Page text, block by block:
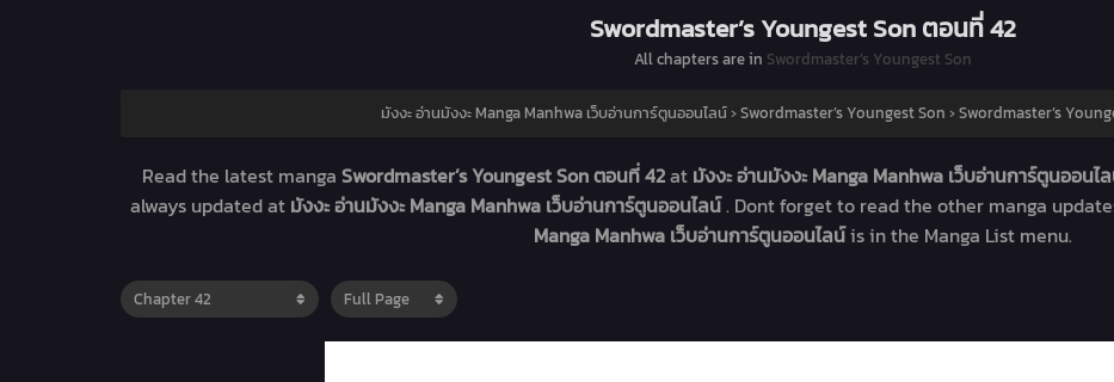
Swordmaster’s Youngest Son ตอนที่ 42
All chapters are in Swordmaster’s Youngest Son
มังงะ อ่านมังงะ Manga Manhwa เว็บอ่านการ์ตูนออนไลน์›Swordmaster’s Youngest Son ›Swordmaster’s
Read the latest manga Swordmaster’s Youngest Son ตอนที่ 42at มังงะ อ่านมังงะ Manga Manhwa เว็บอ่านการ์ตูนออนไ
always updated at มังงะ อ่านมังงะ Manga Manhwa เว็บอ่านการ์ตูนออนไลน์. Dont forget to read the other manga
Manga Manhwa เว็บอ่านการ์ตูนออนไลน์is in the Manga List menu.